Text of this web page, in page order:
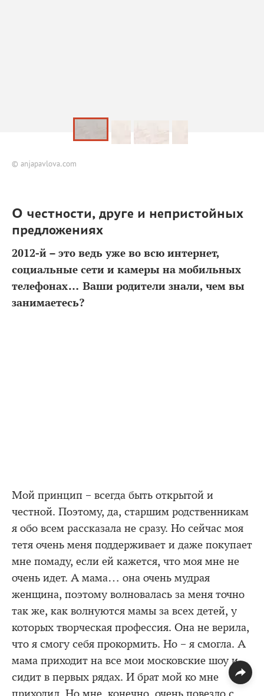
© anjapavlova.com
О честности, друге и непристойных
предложениях
2012-й – это ведь уже во всю интернет,
социальные сети и камеры на мобильных
телефонах… Ваши родители знали, чем вы
занимаетесь?
Мой принцип – всегда быть открытой и
честной. Поэтому, да, старшим родственникам
я обо всем рассказала не сразу. Но сейчас моя
тетя очень меня поддерживает и даже покупает
мне помаду, если ей кажется, что моя мне не
очень идет. А мама… она очень мудрая
женщина, поэтому волновалась за меня точно
так же, как волнуются мамы за всех детей, у
которых творческая профессия. Она не верила,
что я смогу себя прокормить. Но – я смогла. А
мама приходит на все мои московские шоу и
сидит в первых рядах. И брат мой ко мне
приходил. Но мне, конечно, очень повезло с